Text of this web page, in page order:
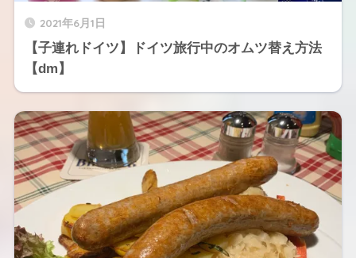
2021年6月1日
【子連れドイツ】ドイツ旅行中のオムツ替え方法
【dm】